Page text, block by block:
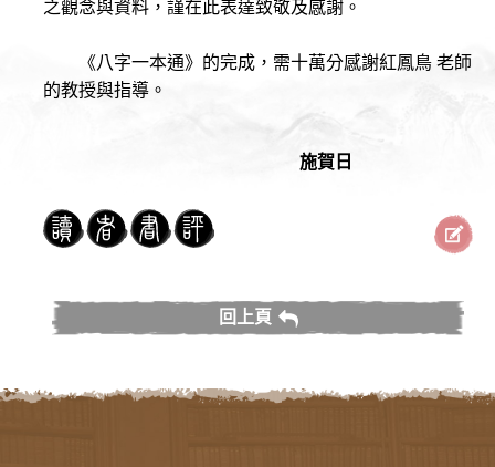
之觀念與資料，謹在此表達致敬及感謝。
《八字一本通》的完成，需十萬分感謝紅鳳鳥 老師
的教授與指導。
施賀日
回上頁